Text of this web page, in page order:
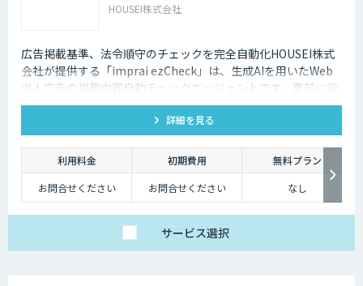
HOUSEI株式会社
広告掲載基準、法令順守のチェックを完全自動化HOUSEI株式
会社が提供する「imprai ezCheck」は、生成AIを用いたWeb
求人広告の掲載内容自動チェックエージェントです。事前に設
定されたチェック条件に基づき、対象求人サイトを自動で巡回
し、結果レポートを送信します。詳細を見る
利用料金 初期費用
無料プラン
お問合せください
お問合せください なし
サービス選択